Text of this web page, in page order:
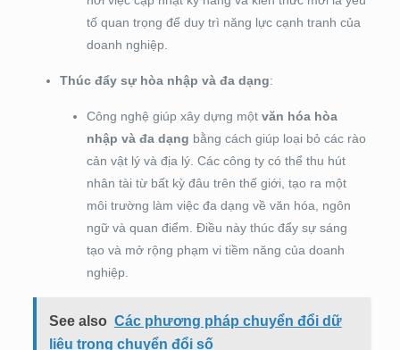
tố quan trọng để duy trì năng lực cạnh tranh của
doanh nghiệp.
Thúc đẩy sự hòa nhập và đa dạng:
Công nghệ giúp xây dựng một văn hóa hòa
nhập và đa dạng bằng cách giúp loại bỏ các rào
cản vật lý và địa lý. Các công ty có thể thu hút
nhân tài từ bất kỳ đâu trên thế giới, tạo ra một
môi trường làm việc đa dạng về văn hóa, ngôn
ngữ và quan điểm. Điều này thúc đẩy sự sáng
tạo và mở rộng phạm vi tiềm năng của doanh
nghiệp.
See also Các phương pháp chuyển đổi dữ
liệu trong chuyển đổi số